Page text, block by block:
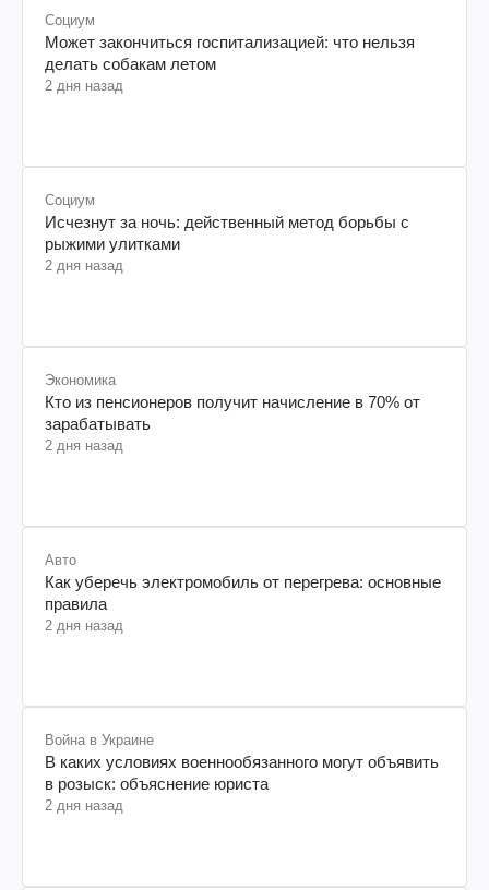
Социум
Может закончиться госпитализацией: что нельзя
делать собакам летом
2 дня назад
Социум
Исчезнут за ночь: действенный метод борьбы с
рыжими улитками
2 дня назад
Экономика
Кто из пенсионеров получит начисление в 70% от
зарабатывать
2 дня назад
Авто
Как уберечь электромобиль от перегрева: основные
правила
2 дня назад
Война в Украине
В каких условиях военнообязанного могут объявить
в розыск: объяснение юриста
2 дня назад